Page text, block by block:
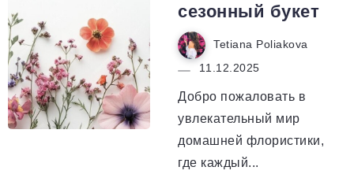
сезонный букет
Tetiana Poliakova
11.12.2025
Добро пожаловать в
увлекательный мир
домашней флористики,
где каждый...